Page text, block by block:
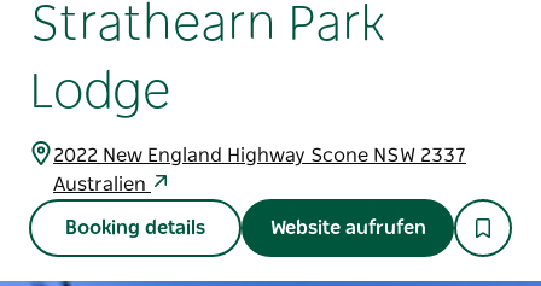
Strathearn Park
Lodge
2022 New England Highway Scone NSW 2337
Australien
Booking details Website aufrufen